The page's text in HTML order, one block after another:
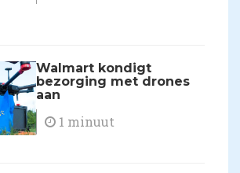
Walmart kondigt
bezorging met drones
aan
1 minuut